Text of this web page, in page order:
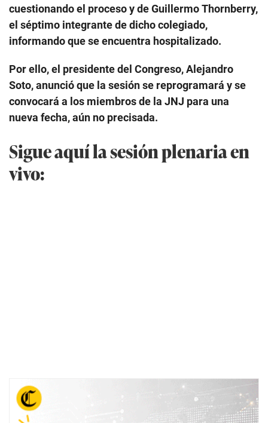
cuestionando el proceso y de GuillermoThornberry,
el séptimo integrante de dicho colegiado,
informando que se encuentra hospitalizado.
Por ello, el presidente del Congreso, Alejandro
Soto, anunció que la sesión se reprogramará y se
convocará a los miembros de la JNJ para una
nueva fecha, aún no precisada.
Sigue aquí la sesión plenaria en
vivo: